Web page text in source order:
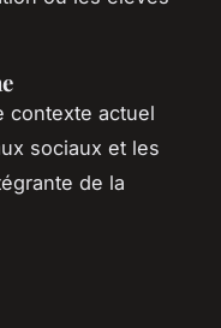
contexte actuel
sociaux et les
de la